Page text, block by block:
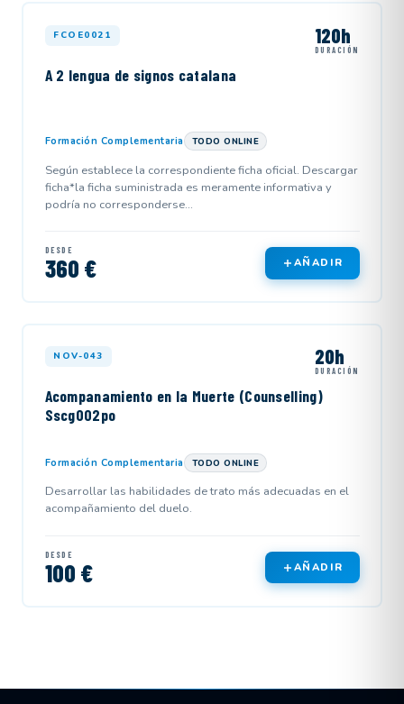
FCOE0021 120h
DURACIÓN
A 2 lengua de signos catalana
Formación Complementaria TODO ONLINE
Según establece la correspondiente ficha oficial. Descargar
ficha*la ficha suministrada es meramente informativa y
podría no corresponderse...
DESDE
360 € AÑADIR
NOV-043 20h
DURACIÓN
Acompanamiento en la Muerte (Counselling)
Sscg002po
Formación Complementaria TODO ONLINE
Desarrollar las habilidades de trato más adecuadas en el
acompañamiento del duelo.
DESDE
100 € AÑADIR